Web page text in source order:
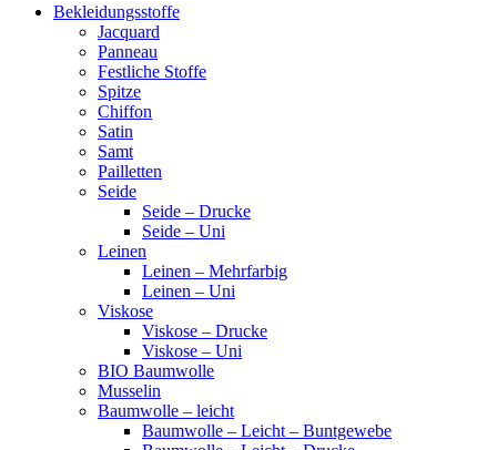
Bekleidungsstoffe
Jacquard
Panneau
Festliche Stoffe
Spitze
Chiffon
Satin
Samt
Pailletten
Seide
Seide – Drucke
Seide – Uni
Leinen
Leinen – Mehrfarbig
Leinen – Uni
Viskose
Viskose – Drucke
Viskose – Uni
BIO Baumwolle
Musselin
Baumwolle – leicht
Baumwolle – Leicht – Buntgewebe